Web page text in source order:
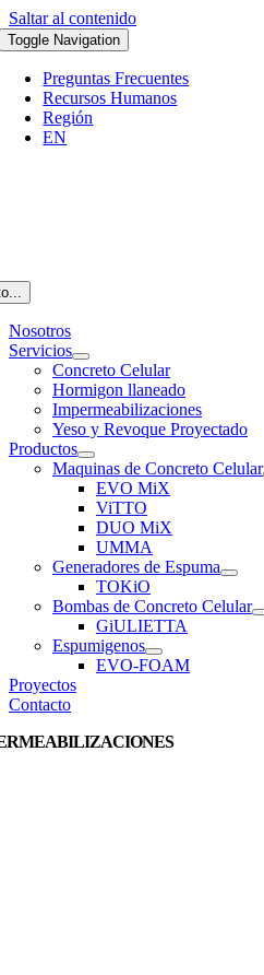
Saltar al contenido
Toggle Navigation
Preguntas Frecuentes
Recursos Humanos
Región
EN
Nosotros
Servicios
Concreto Celular
Hormigon llaneado
Impermeabilizaciones
Yeso y Revoque Proyectado
Productos
Maquinas de Concreto Celular
EVO MiX
ViTTO
DUO MiX
UMMA
Generadores de Espuma
TOKiO
Bombas de Concreto Celular
GiULIETTA
Espumigenos
EVO-FOAM
Proyectos
Contacto